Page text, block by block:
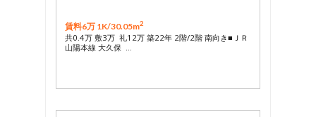
賃料6万 1K/30.05m2
共0.4万 敷3万 礼12万 築22年 2階/2階 南向き■ＪＲ
山陽本線 大久保 …